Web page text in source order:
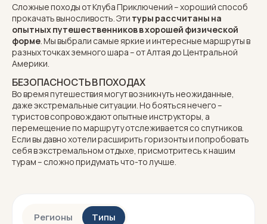
Регионы Типы
Сложные походы от Клуба Приключений – хороший способ
прокачать выносливость. Эти туры рассчитаны на
опытных путешественников в хорошей физической
форме. Мы выбрали самые яркие и интересные маршруты в
разных точках земного шара – отАлтаядоЦентральной
Америки.
БЕЗОПАСНОСТЬ В ПОХОДАХ
Во время путешествия могут возникнуть неожиданные,
даже экстремальные ситуации. Но бояться нечего –
туристов сопровождают опытные инструкторы, а
перемещение по маршруту отслеживается со спутников.
Если вы давно хотели расширить горизонты и попробовать
себя в экстремальном отдыхе, присмотритесь к нашим
турам – сложно придумать что-то лучше.